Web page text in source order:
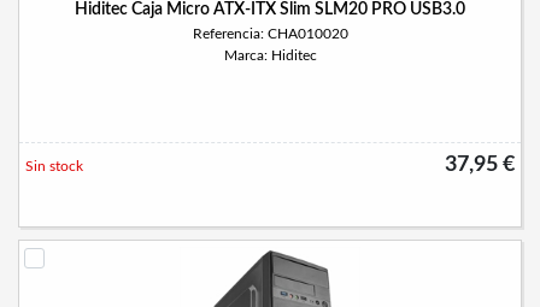
Hiditec Caja Micro ATX-ITX Slim SLM20 PRO USB3.0
Referencia: CHA010020
Marca: Hiditec
37,95 €
Sin stock